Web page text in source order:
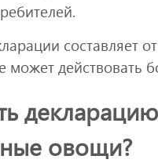
составляет
может действовать
овощи?